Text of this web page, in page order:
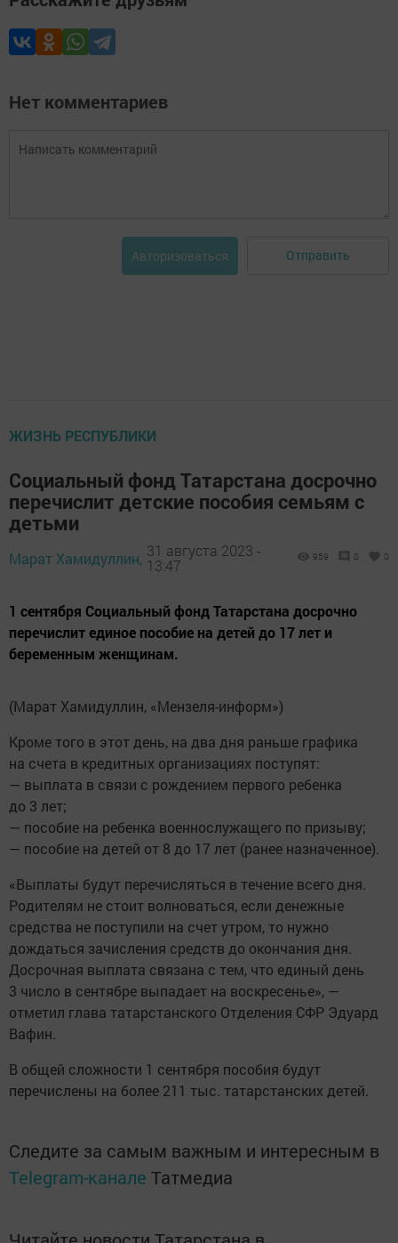
Нет комментариев
Авторизоваться Отправить
ЖИЗНЬ РЕСПУБЛИКИ
Социальный фонд Татарстана досрочно
перечислит детские пособия семьям с
детьми
Марат Хамидуллин, 31 августа 2023 -
13:47
959 0 0
1 сентября Социальный фонд Татарстана досрочно
перечислит единое пособие на детей до 17 лет и
беременным женщинам.
(Марат Хамидуллин, «Мензеля-информ»)
Кроме того в этот день, на два дня раньше графика
на счета в кредитных организациях поступят:
— выплата в связи с рождением первого ребенка
до 3 лет;
— пособие на ребенка военнослужащего по призыву;
— пособие на детей от 8 до 17 лет (ранее назначенное).
«Выплаты будут перечисляться в течение всего дня.
Родителям не стоит волноваться, если денежные
средства не поступили на счет утром, то нужно
дождаться зачисления средств до окончания дня.
Досрочная выплата связана с тем, что единый день
3 число в сентябре выпадает на воскресенье», —
отметил глава татарстанского Отделения СФР Эдуард
Вафин.
В общей сложности 1 сентября пособия будут
перечислены на более 211 тыс. татарстанских детей.
Следите за самым важным и интересным в
Telegram-канале Татмедиа